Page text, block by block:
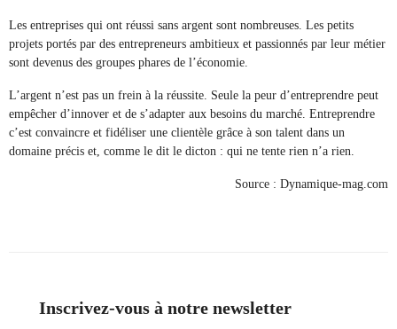
Les entreprises qui ont réussi sans argent sont nombreuses. Les petits
projets portés par des entrepreneurs ambitieux et passionnés par leur métier
sont devenus des groupes phares de l’économie.
L’argent n’est pas un frein à la réussite. Seule la peur d’entreprendre peut
empêcher d’innover et de s’adapter aux besoins du marché. Entreprendre
c’est convaincre et fidéliser une clientèle grâce à son talent dans un
domaine précis et, comme le dit le dicton : qui ne tente rien n’a rien.
Source : Dynamique-mag.com
Inscrivez-vous à notre newsletter